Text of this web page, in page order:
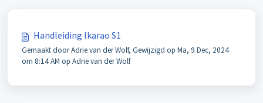
Handleiding Ikarao S1
Gemaakt door Adrie van der Wolf, Gewijzigd op Ma, 9 Dec, 2024
om 8:14 AM op Adrie van der Wolf